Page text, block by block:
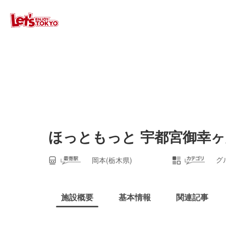
ほっともっと 宇都宮御幸
岡本(栃木県) グ
施設概要 基本情報 関連記事